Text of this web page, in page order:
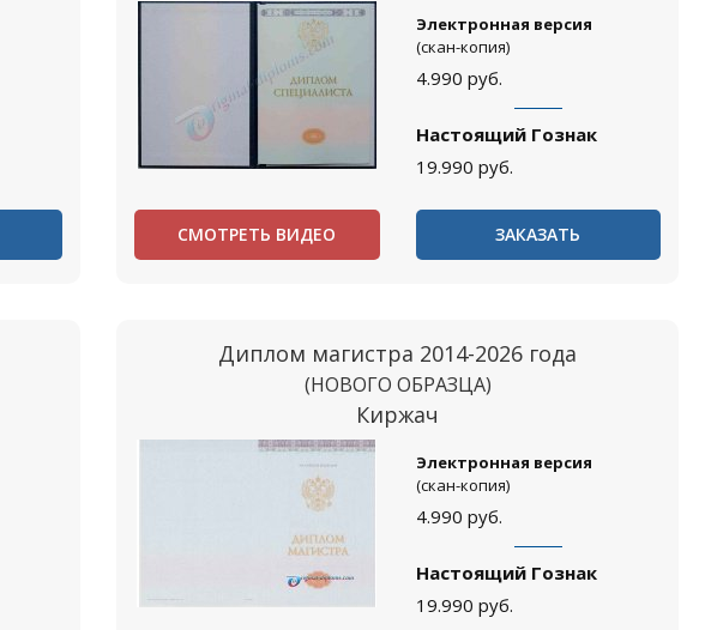
Электронная версия
(скан-копия)
4.990 руб.
Настоящий Гознак
19.990 руб.
СМОТРЕТЬ ВИДЕО ЗАКАЗАТЬ
Диплом магистра 2014-2026 года
(НОВОГО ОБРАЗЦА)
Киржач
Электронная версия
(скан-копия)
4.990 руб.
Настоящий Гознак
19.990 руб.